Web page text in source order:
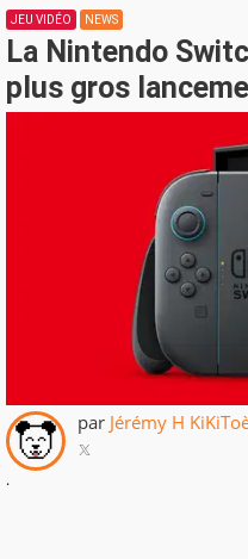
JEU VIDÉO NEWS
La Nintendo
plus gros
par Jérémy H
.